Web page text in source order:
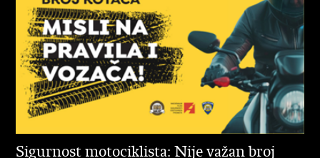
Sigurnost motociklista: Nije važan broj